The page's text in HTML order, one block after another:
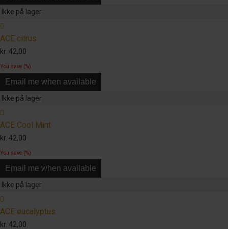
ACE citrus
kr. 42,00
You save (%)
Email me when available
ACE Cool Mint
kr. 42,00
You save (%)
Email me when available
ACE eucalyptus
kr. 42,00